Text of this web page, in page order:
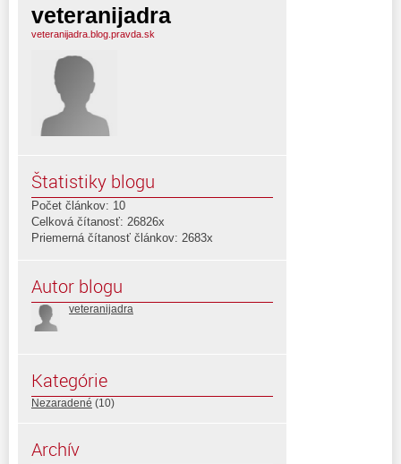
veteranijadra
veteranijadra.blog.pravda.sk
Štatistiky blogu
Počet článkov: 10
Celková čítanosť: 26826x
Priemerná čítanosť článkov: 2683x
Autor blogu
veteranijadra
Kategórie
Nezaradené (10)
Archív